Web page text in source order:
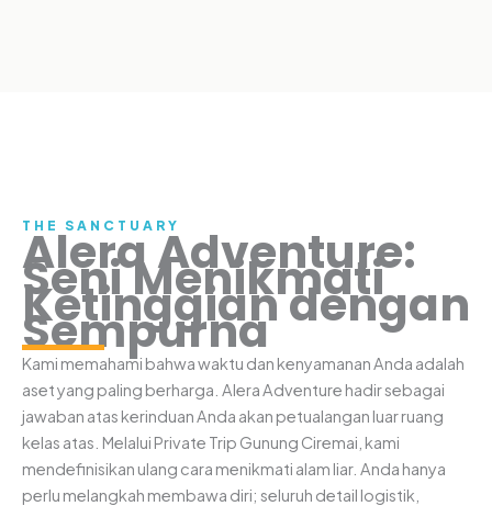
THE SANCTUARY
Alera Adventure:
Seni Menikmati
Ketinggian dengan
Sempurna
Kami memahami bahwa waktu dan kenyamanan Anda adalah
aset yang paling berharga. Alera Adventure hadir sebagai
jawaban atas kerinduan Anda akan petualangan luar ruang
kelas atas. Melalui Private Trip Gunung Ciremai, kami
mendefinisikan ulang cara menikmati alam liar. Anda hanya
perlu melangkah membawa diri; seluruh detail logistik,